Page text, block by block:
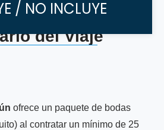
/ NO INCLUYE
del Viaje
ofrece un paquete de bodas
al contratar un mínimo de 25